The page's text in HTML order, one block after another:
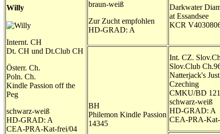
Willy
Internt. CH
Dt. CH und Dt.Club CH
Österr. Ch.
Poln. Ch.
Kindle Passion off the
Peg
schwarz-weiß
HD-GRAD: A
CEA-PRA-Kat-frei/04
braun-weiß
Zur Zucht empfohlen
HD-GRAD: A
Darkwater
at Essandsee
KCR
BH
Philemon Kindle Passion
14345
Int. CZ.
Slov.Club
Natterjack's Just
Czeching
CMKU/BD
schwarz-weiß
HD-GRAD: A
CEA-PRA-